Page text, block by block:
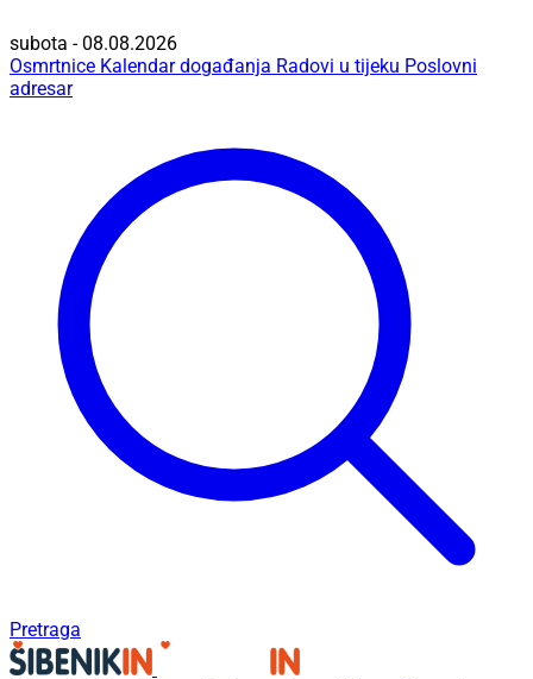
subota - 08.08.2026
Osmrtnice Kalendar događanja Radovi u tijeku Poslovni
adresar
Pretraga